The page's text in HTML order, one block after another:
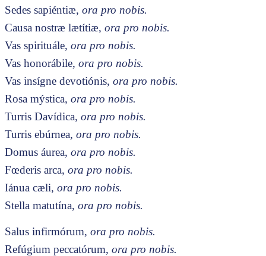
Sedes sapiéntiæ, ora pro nobis.
Causa nostræ lætítiæ, ora pro nobis.
Vas spirituále, ora pro nobis.
Vas honorábile, ora pro nobis.
Vas insígne devotiónis, ora pro nobis.
Rosa mýstica, ora pro nobis.
Turris Davídica, ora pro nobis.
Turris ebúrnea, ora pro nobis.
Domus áurea, ora pro nobis.
Fœderis arca, ora pro nobis.
Iánua cæli, ora pro nobis.
Stella matutína, ora pro nobis.
Salus infirmórum, ora pro nobis.
Refúgium peccatórum, ora pro nobis.